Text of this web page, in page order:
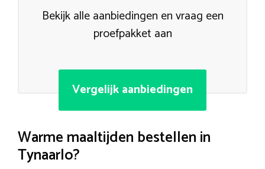
Bekijk alle aanbiedingen en vraag een
proefpakket aan
Vergelijk aanbiedingen
Warme maaltijden bestellen in
Tynaarlo?